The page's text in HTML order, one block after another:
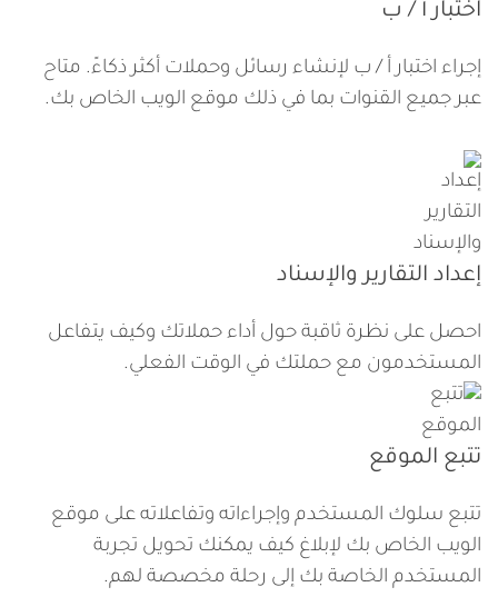
اختبار أ / ب
إجراء اختبار أ / ب لإنشاء رسائل وحملات أكثر ذكاءً. متاح
عبر جميع القنوات بما في ذلك موقع الويب الخاص بك.
إعداد التقارير والإسناد
احصل على نظرة ثاقبة حول أداء حملاتك وكيف يتفاعل
المستخدمون مع حملتك في الوقت الفعلي.
تتبع الموقع
تتبع سلوك المستخدم وإجراءاته وتفاعلاته على موقع
الويب الخاص بك لإبلاغ كيف يمكنك تحويل تجربة
المستخدم الخاصة بك إلى رحلة مخصصة لهم.